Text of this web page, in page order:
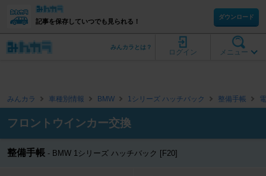
記事を保存していつでも見られる！
ダウンロード
メニュー
ログイン
みんカラとは？
みんカラ 車種別情報 BMW 1シリーズ ハッチバック 整備手帳
フロントウインカー交換
整備手帳 BMW 1シリーズ ハッチバック [F20]